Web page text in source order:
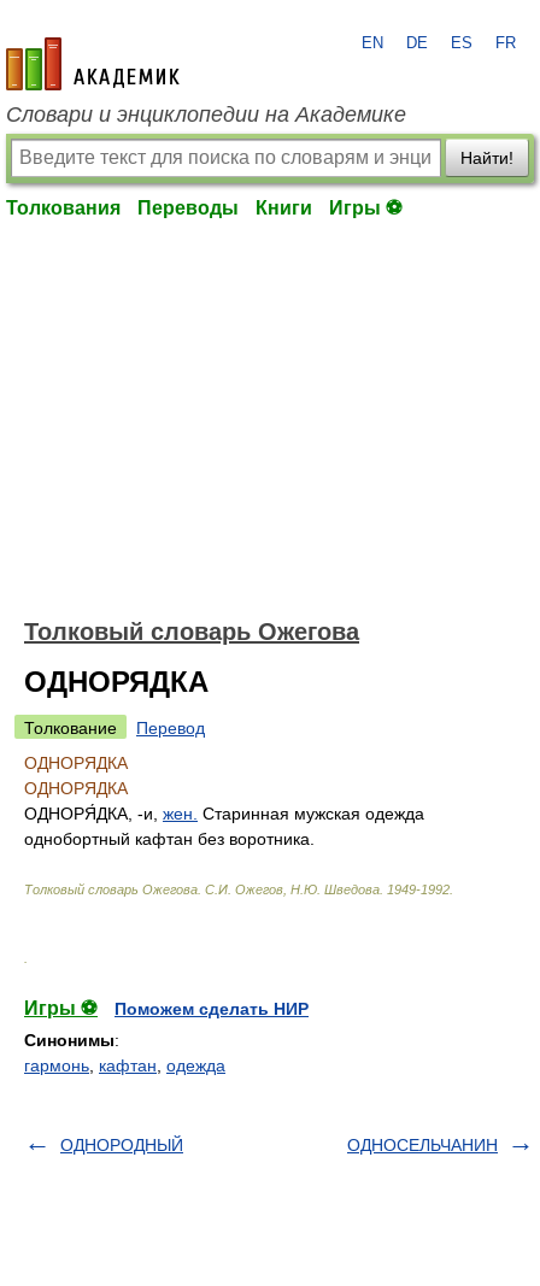
academic.ru
EN DE ES FR
Словари и энциклопедии на Академике
Найти!
Толкования Переводы Книги Игры ⚽
Толковый словарь Ожегова
ОДНОРЯДКА
Толкование
Перевод
ОДНОРЯДКА
ОДНОРЯДКА
ОДНОРЯ́ДКА , -и, жен. Старинная мужская одежда
однобортный кафтан без воротника.
Толковый словарь Ожегова С.И. Ожегов, Н.Ю. Шведова. 1949-1992
Игры ⚽
Поможем сделать НИР
Синонимы:
гармонь кафтан одежда
ОДНОРОДНЫЙ ОДНОСЕЛЬЧАНИН